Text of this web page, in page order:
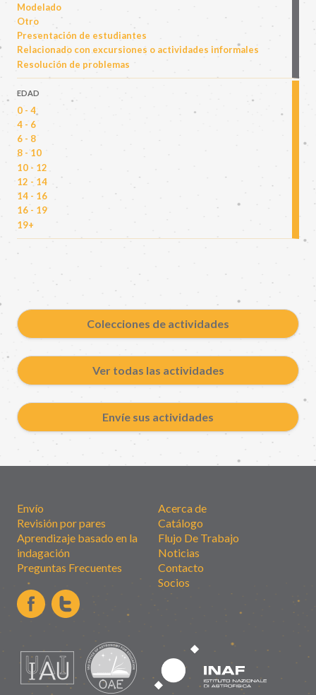
Modelado
Otro
Presentación de estudiantes
Relacionado con excursiones o actividades informales
Resolución de problemas
EDAD
0 - 4
4 - 6
6 - 8
8 - 10
10 - 12
12 - 14
14 - 16
16 - 19
19+
Colecciones de actividades
Ver todas las actividades
Envíe sus actividades
Envío
Revisión por pares
Aprendizaje basado en la
indagación
Preguntas Frecuentes
Acerca de
Catálogo
Flujo De Trabajo
Noticias
Contacto
Socios